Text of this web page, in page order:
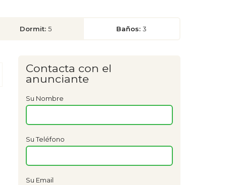
Dormit:5 Baños:3
Contacta con el
anunciante
Su Nombre
Su Teléfono
Su Email